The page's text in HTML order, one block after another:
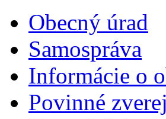
Obecný úrad
Samospráva
Informácie o
Povinné